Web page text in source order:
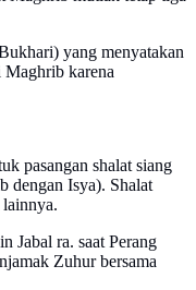
yang menyatakan
Maghrib karena
pasangan shalat siang
dengan Isya). Shalat
Jabal ra. saat Perang
Zuhur bersama